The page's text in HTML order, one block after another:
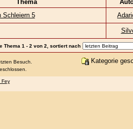
Thema
Schleiern 5
Thema 1 - 2 von 2, sortiert nach
Besuch.
Kategorie
Fey